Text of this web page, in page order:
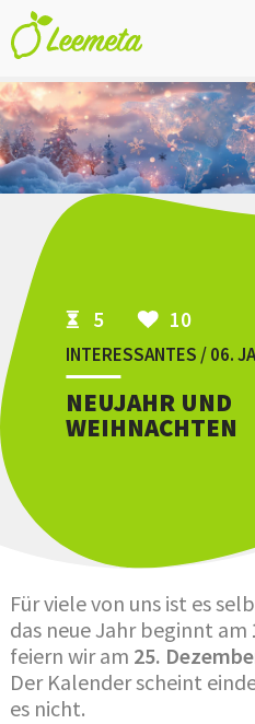
Skip to main content
5 10
INTERESSANTES / 06.
NEUJAHR UND
WEIHNACHTEN
Für viele von uns ist es
das neue Jahr beginnt am
feiern wir am 25.
Der Kalender scheint
es nicht.